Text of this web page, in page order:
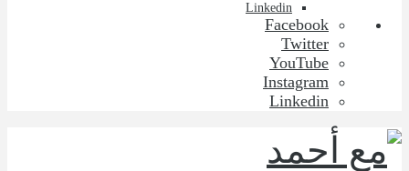
Linkedin
Facebook
Twitter
YouTube
Instagram
Linkedin